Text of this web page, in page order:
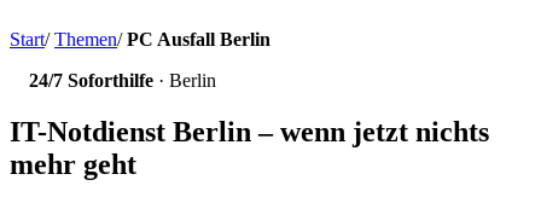
Start/ Themen/ PC Ausfall Berlin
24/7 Soforthilfe · Berlin
IT-Notdienst Berlin – wenn jetzt nichts
mehr geht